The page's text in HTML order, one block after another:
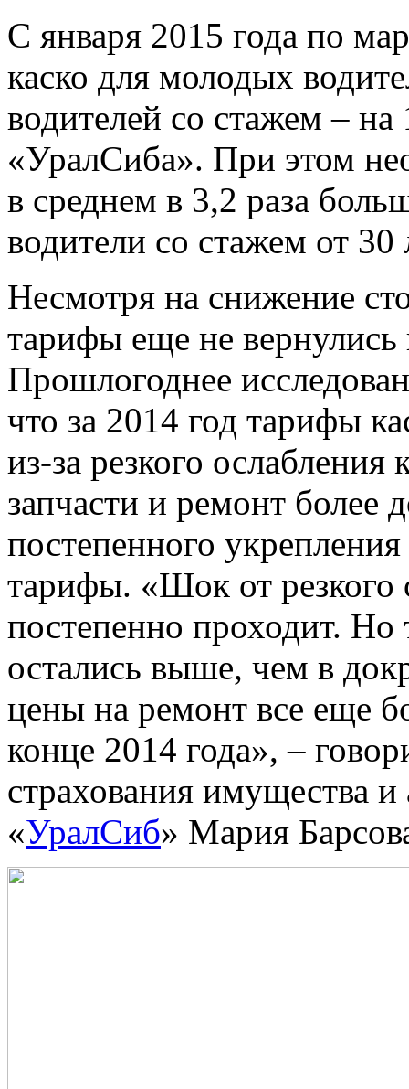
С января 2015 года по
каско для молодых
водителей со стажем –
«УралСиба». При этом
в среднем в 3,2 раза
водители со стажем от 30
Несмотря на снижение
тарифы еще не
Прошлогоднее
что за 2014 год тарифы
из-за резкого ослабления
запчасти и ремонт более
постепенного
тарифы. «Шок от резкого
постепенно проходит. Но
остались выше, чем в
цены на ремонт все еще
конце 2014 года», –
страхования имущества
«УралСиб» Мария